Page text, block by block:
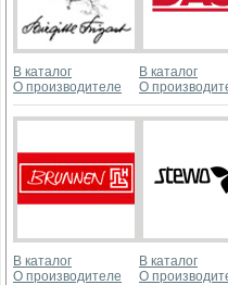
В каталог
О производителе
В каталог
О
В каталог
О производителе
В каталог
О